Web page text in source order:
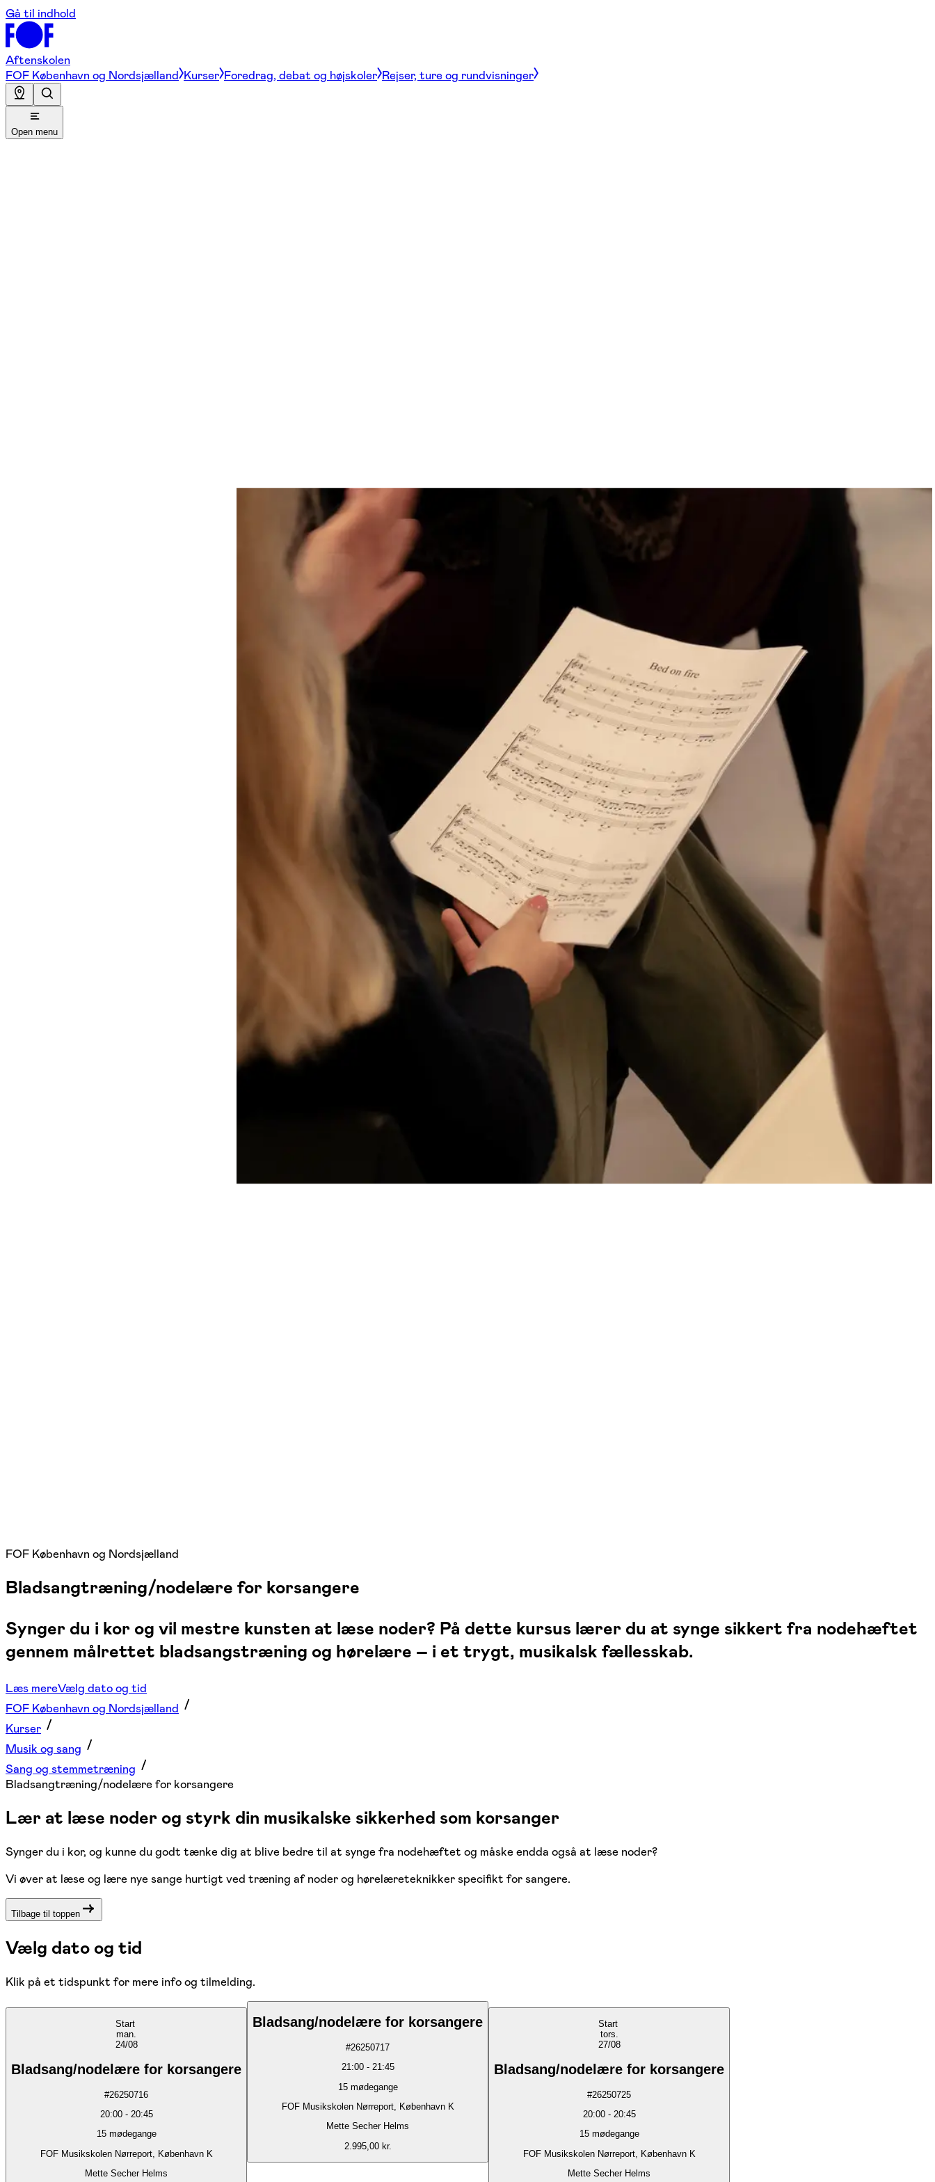
Gå til indhold
Aftenskolen
FOF København og Nordsjælland Kurser Foredrag, debat og højskoler Rejser, ture og rundvisninger
Open menu
FOF København og Nordsjælland
Bladsangtræning/nodelære for korsangere
Synger du i kor og vil mestre kunsten at læse noder? På dette kursus lærer du at synge sikkert fra nodehæftet
gennem målrettet bladsangstræning og hørelære – i et trygt, musikalsk fællesskab.
Læs mereVælg dato og tid
FOF København og Nordsjælland
Kurser
Musik og sang
Sang og stemmetræning
Bladsangtræning/nodelære for korsangere
Lær at læse noder og styrk din musikalske sikkerhed som korsanger
Synger du i kor, og kunne du godt tænke dig at blive bedre til at synge fra nodehæftet og måske endda også at læse noder?
Vi øver at læse og lære nye sange hurtigt ved træning af noder og hørelæreteknikker specifikt for sangere.
Tilbage til toppen
Vælg dato og tid
Klik på et tidspunkt for mere info og tilmelding.
Start
man.
24/08
Bladsang/nodelære for korsangere
#26250716
20:00- 20:45
15 mødegange
FOF Musikskolen Nørreport, København K
Mette Secher Helms
Bladsang/nodelære for korsangere
#26250717
21:00- 21:45
15 mødegange
FOF Musikskolen Nørreport, København K
Mette Secher Helms
2.995,00 kr.
Start
tors.
27/08
Bladsang/nodelære for korsangere
#26250725
20:00- 20:45
15 mødegange
FOF Musikskolen Nørreport, København K
Mette Secher Helms